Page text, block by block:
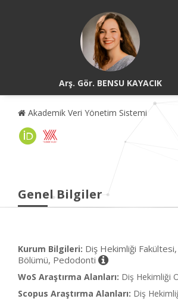
Arş. Gör. BENSU KAYACIK
Akademik Veri Yönetim Sistemi
Genel Bilgiler
Kurum Bilgileri: Diş Hekimliği
Bölümü, Pedodonti
WoS Araştırma Alanları: Diş Hekimliği
Scopus Araştırma Alanları: Diş